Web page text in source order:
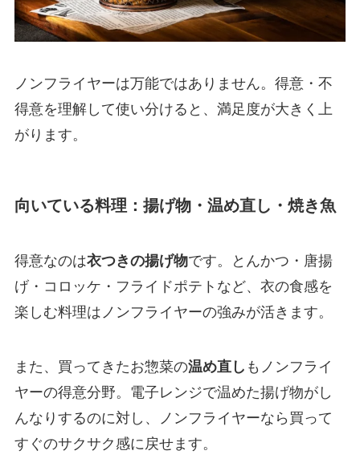
ノンフライヤーは万能ではありません。得意・不
得意を理解して使い分けると、満足度が大きく上
がります。
向いている料理：揚げ物・温め直し・焼き魚
得意なのは衣つきの揚げ物です。とんかつ・唐揚
げ・コロッケ・フライドポテトなど、衣の食感を
楽しむ料理はノンフライヤーの強みが活きます。
また、買ってきたお惣菜の温め直し もノンフライ
ヤーの得意分野。電子レンジで温めた揚げ物がし
んなりするのに対し、ノンフライヤーなら買って
すぐのサクサク感に戻せます。